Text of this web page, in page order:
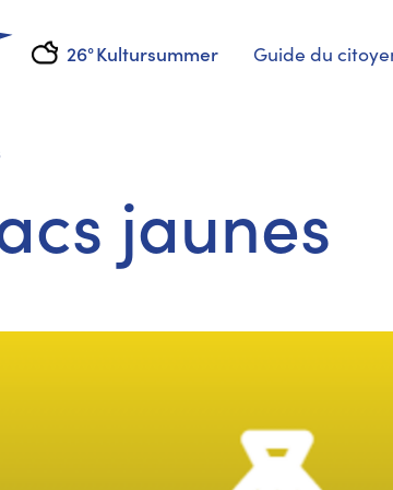
26°Kultursummer Guide du
jaunes